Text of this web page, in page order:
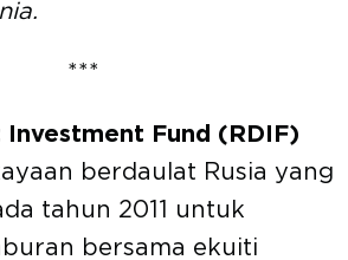
***
Investment Fund (RDIF)
berdaulat Rusia yang
tahun 2011 untuk
bersama ekuiti